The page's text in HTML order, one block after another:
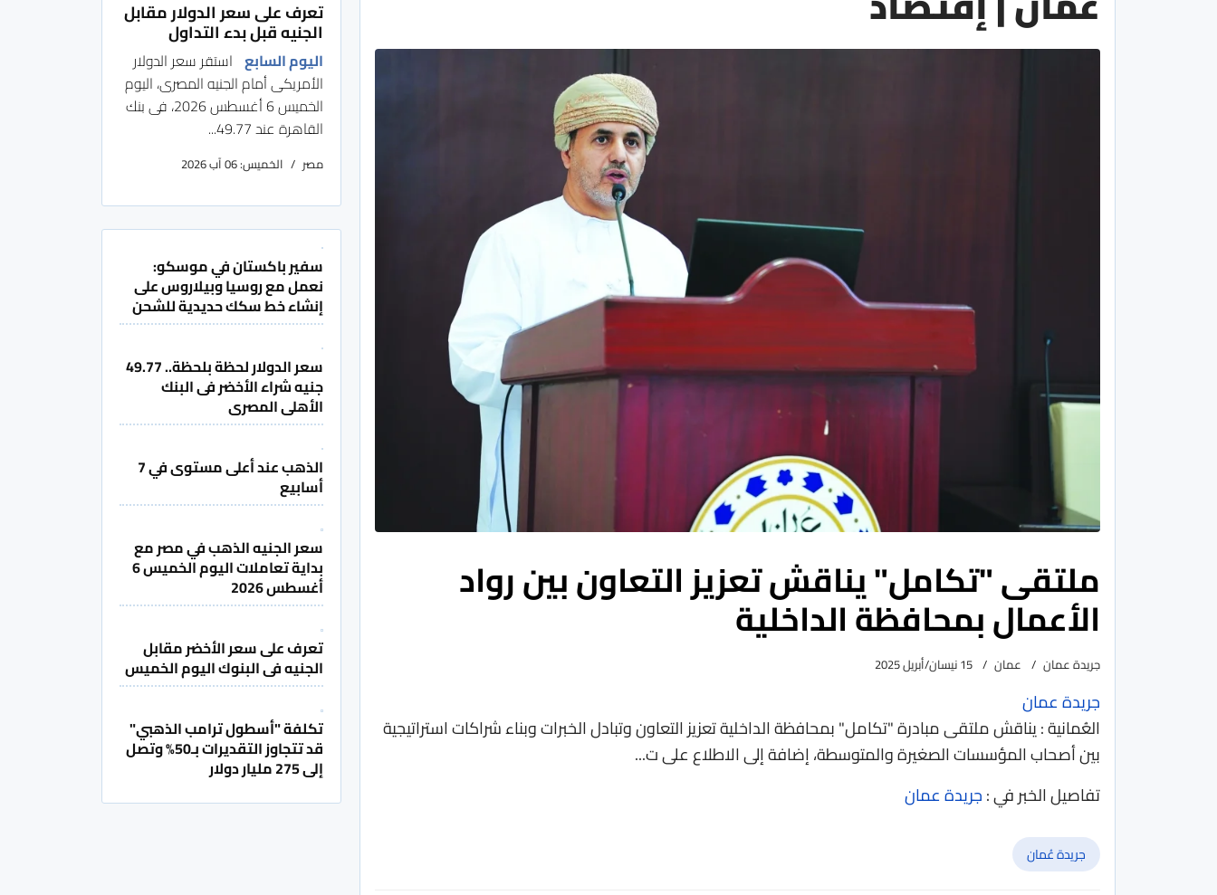
ملتقى "تكامل" يناقش تعزيز التعاون بين رواد
الأعمال بمحافظة الداخلية
جريدة عمان عمان 15 نيسان/أبريل 2025
جريدة عمان
العُمانية : يناقش ملتقى مبادرة "تكامل" بمحافظة الداخلية تعزيز التعاون وتبادل الخبرات وبناء شراكات استراتيجية
بين أصحاب المؤسسات الصغيرة والمتوسطة، إضافة إلى الاطلاع على ت...
تفاصيل الخبر في :جريدة عمان
جريدة عُمان
تعرف على سعر الدولار مقابل
الجنيه قبل بدء التداول
اليوم السابع استقر سعر الدولار
الأمريكى أمام الجنيه المصرى، اليوم
الخميس 6 أغسطس 2026، فى بنك
القاهرة عند 49.77...
مصر الخميس: 06 آب 2026
سفير باكستان في موسكو:
نعمل مع روسيا وبيلاروس على
إنشاء خط سكك حديدية للشحن
سعر الدولار لحظة بلحظة.. 49.77
جنيه شراء الأخضر فى البنك
الأهلى المصرى
الذهب عند أعلى مستوى في 7
أسابيع
سعر الجنيه الذهب في مصر مع
بداية تعاملات اليوم الخميس 6
أغسطس 2026
تعرف على سعر الأخضر مقابل
الجنيه فى البنوك اليوم الخميس
تكلفة "أسطول ترامب الذهبي"
قد تتجاوز التقديرات بـ50% وتصل
إلى 275 مليار دولار